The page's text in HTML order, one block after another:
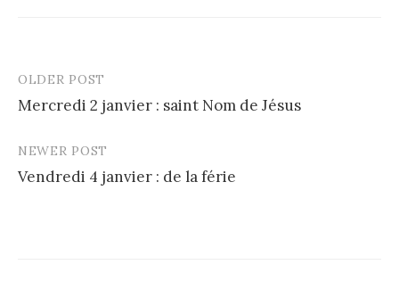
Post
navigation
OLDER POST
Mercredi 2 janvier : saint Nom de Jésus
NEWER POST
Vendredi 4 janvier : de la férie